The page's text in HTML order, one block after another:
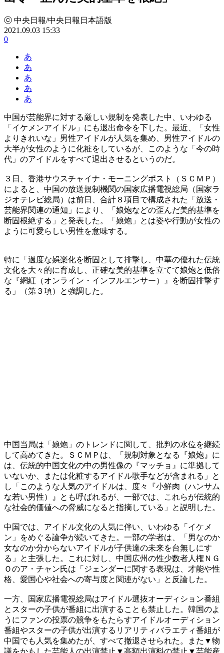
ⓒ 中央日報/中央日報日本語版
2021.09.03 15:33
0
あ
あ
あ
あ
あ
中国が芸能界に対する厳しい規制を発表した中、いわゆる
「イケメンアイドル」にも退出命令を下した。最近、「女性
よりきれいな」男性アイドルが人気を集め、男性アイドルの
大半が女性のように化粧をしているが、このような「今の時
代」のアイドルをすべて退出させるというのだ。
３日、香港サウスチャイナ・モーニングポスト（ＳＣＭＰ）
によると、中国の放送規制機関の国家広播電視総局（国家ラ
ジオテレビ総局）は前日、合計８項目で構成された「放送・
芸能界関連の通知」により、「娘炮などの歪んだ美的基準を
断固根絶する」と発表した。「娘炮」とは姿や行動が女性の
ように可愛らしい男性を意味する。
特に「過度な娯楽化を断固として排撃し、中華の優れた伝統
文化を大々的に育成し、正確な美的基準を立てて娘炮と低俗
な『網紅（オンライン・インフルエンサー）』を断固排撃す
る」（第３項）と強調した。
中国当局は「娘炮」のトレンドに関して、批判の水位を継続
して高めてきた。ＳＣＭＰは、「規制対象となる『娘炮』に
は、伝統的中国文化の中の男性像の『マッチョ』に準拠して
いないか、または化粧するアイドル歌手などが含まれる」と
し「このような人気のアイドルは、度々『小鮮肉（ハンサム
な若い男性）』とも呼ばれるが、一部では、これらが伝統的
な社会的価値への脅威になると指摘している」と説明した。
中国では、アイドル文化の人気に伴い、いわゆる「イケメ
ン」をめぐる論争が続いてきた。一部の学者は、「男なのか
女なのか分からないアイドルが子供達の未来を台無しにす
る」と主張した。これに対し、中国広州の性少数者人権ＮＧ
Ｏのア・チャン氏は「ジェンダーに関する表現は、才能や性
格、愛国心や社会への寄与度と関連がない」と反論した。
一方、国家広播電視総局はアイドル選抜オーディション番組
とスターの子供が番組に出演することも禁止した。韓国のよ
うにファンの投票の競争をもたらすアイドルオーディション
番組やスターの子供が出演するリアリティバラエティ番組が
中国でも人気を集めたが、すべて撤退させられた。また▼物
議をかもした芸能人の出演禁止▼高額出演料の禁止▼芸能産